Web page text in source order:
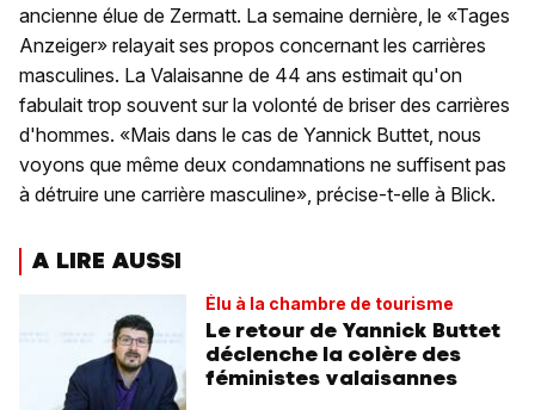
ancienne élue de Zermatt. La semaine dernière, le «Tages
Anzeiger» relayait ses propos concernant les carrières
masculines. La Valaisanne de 44 ans estimait qu'on
fabulait trop souvent sur la volonté de briser des carrières
d'hommes. «Mais dans le cas de Yannick Buttet, nous
voyons que même deux condamnations ne suffisent pas
à détruire une carrière masculine», précise-t-elle à Blick.
A LIRE AUSSI
Élu à la chambre de tourisme
Le retour de Yannick Buttet
déclenche la colère des
féministes valaisannes